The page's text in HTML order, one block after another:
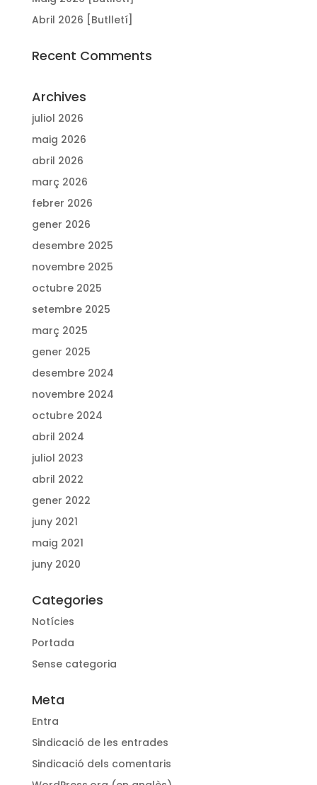
Abril 2026 [Butlletí]
Recent Comments
Archives
juliol 2026
maig 2026
abril 2026
març 2026
febrer 2026
gener 2026
desembre 2025
novembre 2025
octubre 2025
setembre 2025
març 2025
gener 2025
desembre 2024
novembre 2024
octubre 2024
abril 2024
juliol 2023
abril 2022
gener 2022
juny 2021
maig 2021
juny 2020
Categories
Notícies
Portada
Sense categoria
Meta
Entra
Sindicació de les entrades
Sindicació dels comentaris